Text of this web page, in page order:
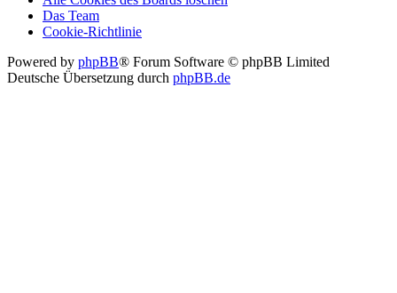
Das Team
Cookie-Richtlinie
Powered by phpBB® Forum Software © phpBB Limited
Deutsche Übersetzung durch phpBB.de